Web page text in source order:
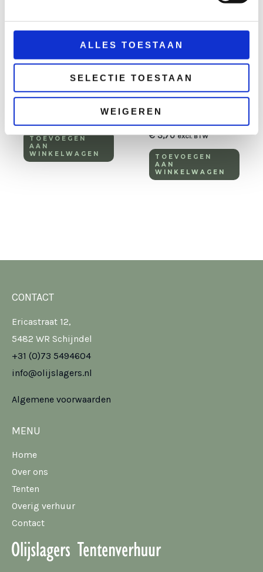
ALLES TOESTAAN
SELECTIE TOESTAAN
WEIGEREN
Stoel Trendy wit
TOEVOEGEN
AAN
WINKELWAGEN
Hout
Klapbank 220×25
cm
€3,70 excl. BTW
TOEVOEGEN
AAN
WINKELWAGEN
CONTACT
Ericastraat 12,
5482 WR Schijndel
+31 (0)73 5494604
info@olijslagers.nl
Algemene voorwaarden
MENU
Home
Over ons
Tenten
Overig verhuur
Contact